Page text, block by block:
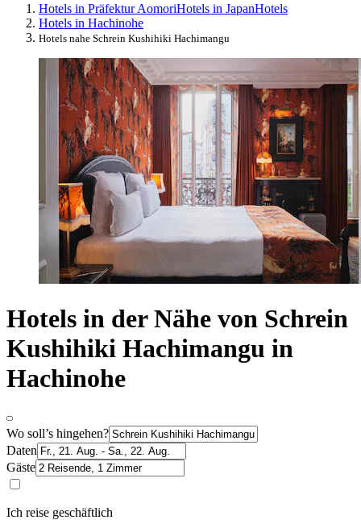
Hotels in Präfektur AomoriHotels in JapanHotels
Hotels in Hachinohe
Hotels nahe Schrein Kushihiki Hachimangu
Hotels in der Nähe von Schrein
Kushihiki Hachimangu in
Hachinohe
Wo soll’s hingehen?
Daten
Gäste
Ich reise geschäftlich